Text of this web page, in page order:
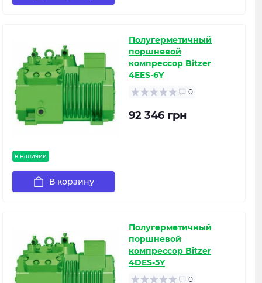
в наличии
Полугерметичный
поршневой
компрессор Bitzer
4EES-6Y
0
92 346 грн
В корзину
Полугерметичный
поршневой
компрессор Bitzer
4DES-5Y
0